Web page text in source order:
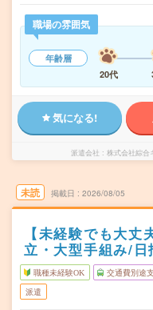
職場の雰囲気
年齢層
20代
気になる!
派遣会社 株式会社綜合
未読 掲載日 2026/08/05
【未経験でも大丈
立・大型手組み/日
職種未経験OK 交通費別途
派遣